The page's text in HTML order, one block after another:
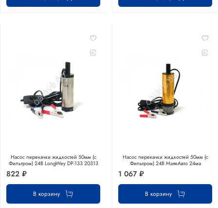
Насос перекачки жидкостей 50мм (с
Фильтром) 24В LongWey DP-133 20313
822 ₽
В корзину
Насос перекачки жидкостей 50мм (с
Фильтром) 24В МаякАвто 24ма
1 067 ₽
В корзину